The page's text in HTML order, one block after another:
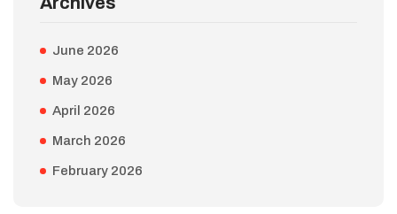
June 2026
May 2026
April 2026
March 2026
February 2026